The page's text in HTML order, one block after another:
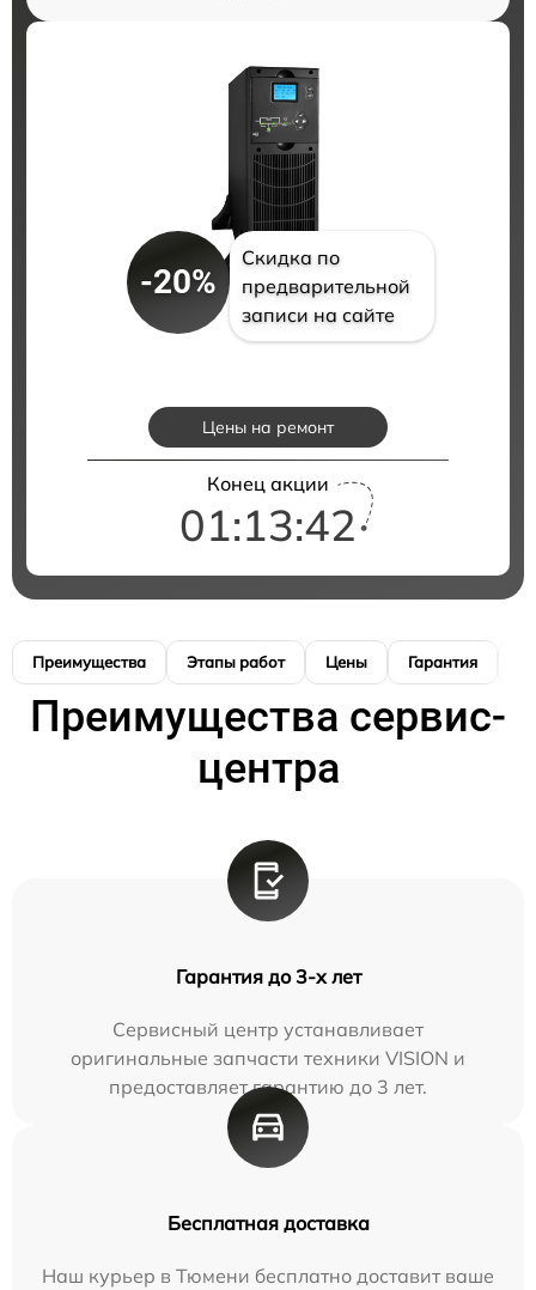
-20%
Скидка по
предварительной
записи на сайте
Цены на ремонт
Конец акции
01:13:41
Преимущества Этапы работ Цены Гарантия
Преимущества сервис-
центра
Гарантия до 3-х лет
Сервисный центр устанавливает
оригинальные запчасти техники VISION и
предоставляет гарантию до 3 лет.
Бесплатная доставка
Наш курьер в Тюмени бесплатно доставит ваше